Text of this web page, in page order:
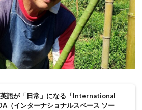
語が「日常」になる「International
（インターナショナルスペース ソー